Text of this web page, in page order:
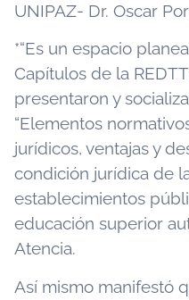
UNIPAZ- Dr. Oscar
*“Es un espacio
Capítulos de la
presentaron y
“Elementos
jurídicos, ventajas y
condición jurídica de
establecimientos
educación superior
Atencia.
Así mismo manifestó